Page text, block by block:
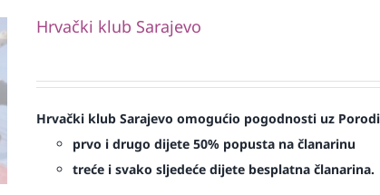
Hrvački klub Sarajevo
Hrvački klub Sarajevo omogućio pogodnosti uz
prvo i drugo dijete 50% popusta na članarinu
treće i svako sljedeće dijete besplatna članarina.